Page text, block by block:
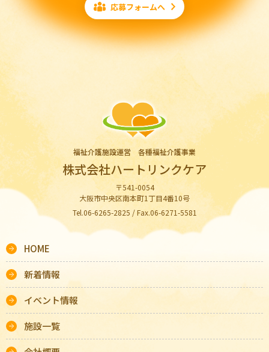
応募フォームへ
福祉介護施設運営 各種福祉介護事業
株式会社ハートリンクケア
〒541-0054
大阪市中央区南本町1丁目4番10号
Tel.06-6265-2825 / Fax.06-6271-5581
HOME
新着情報
イベント情報
施設一覧